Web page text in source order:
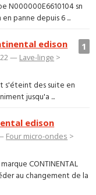
N000000E6610104 sn
panne depuis 6 ...
1
edison
— Lave-linge >
s'éteint des suite en
jusqu'a ...
edison
Four micro-ondes >
CONTINENTAL
au changement de la